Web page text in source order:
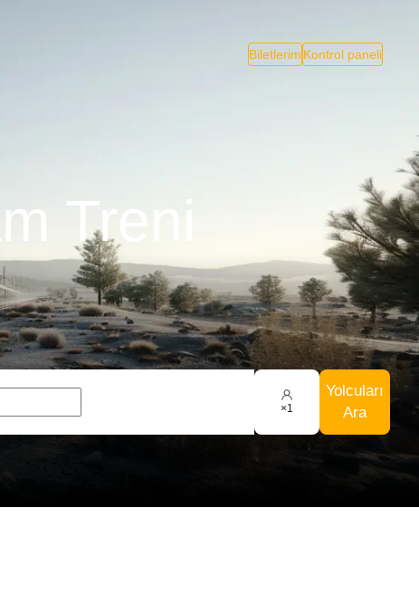
Biletlerim Kontrol paneli
Treni
×1
Yolcuları
Ara